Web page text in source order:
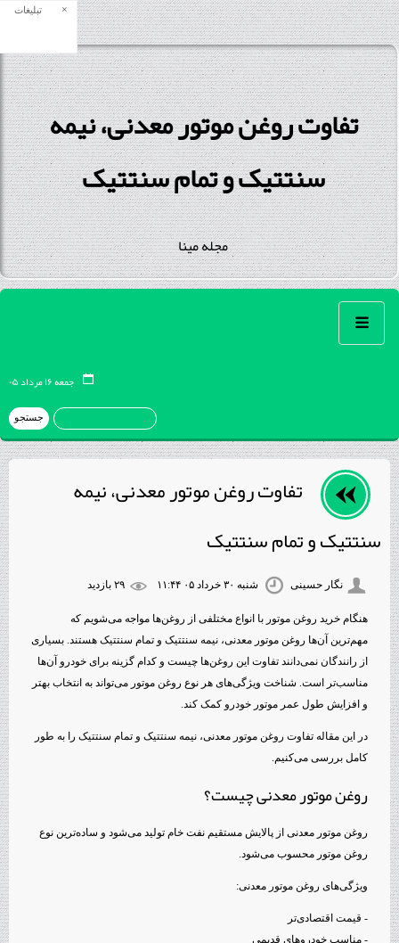
تفاوت روغن موتور معدنی، نیمه
سنتتیک و تمام سنتتیک
مجله مینا
جمعه ۱۶ مرداد ۰۵
تفاوت روغن موتور معدنی، نیمه
سنتتیک و تمام سنتتیک
نگار حسینی شنبه ۳۰ خرداد ۰۵ ۱۱:۴۴ ۲۹ بازديد
هنگام خرید روغن موتور با انواع مختلفی از روغن‌ها مواجه می‌شویم که
مهم‌ترین آن‌ها روغن موتور معدنی، نیمه سنتتیک و تمام سنتتیک هستند. بسیاری
از رانندگان نمی‌دانند تفاوت این روغن‌ها چیست و کدام گزینه برای خودرو آن‌ها
مناسب‌تر است. شناخت ویژگی‌های هر نوع روغن موتور می‌تواند به انتخاب بهتر
و افزایش طول عمر موتور خودرو کمک کند.
در این مقاله تفاوت روغن موتور معدنی، نیمه سنتتیک و تمام سنتتیک را به طور
کامل بررسی می‌کنیم.
روغن موتور معدنی چیست؟
روغن موتور معدنی از پالایش مستقیم نفت خام تولید می‌شود و ساده‌ترین نوع
روغن موتور محسوب می‌شود.
ویژگی‌های روغن موتور معدنی:
- قیمت اقتصادی‌تر
- مناسب خودروهای قدیمی
تبلیغات ×